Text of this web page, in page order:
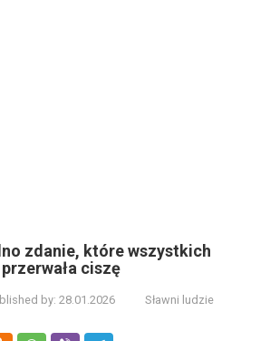
zdanie, które wszystkich
ciszę
by: 28.01.2026
Sławni ludzie